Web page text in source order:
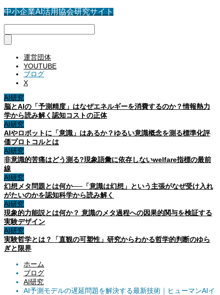
中小企業AI活用協会研究サイト
運営団体
YOUTUBE
ブログ
X
AI研究
脳とAIの「予測精度」はなぜエネルギーを消費するのか？情報熱力
学から読み解く認知コストの正体
AI研究
AIやロボットに「意識」はあるか？ゆるい意識概念を測る標準化評
価プロトコルとは
AI研究
非意識的苦痛はどう測る?現象語彙に依存しないwelfare指標の最前
線
AI研究
幻想メタ問題とは何か──「意識は幻想」という主張がなぜ受け入れ
がたいのかを認知科学から読み解く
AI研究
現象的力能説とは何か？ 意識のメタ過程への因果的関与を検証する
実験デザイン
AI研究
実験哲学とは？「直観の可塑性」研究からわかる哲学的判断のゆら
ぎと限界
ホーム
ブログ
AI研究
AI予測モデルの遅延問題を解決する最新技術｜ヒューマンAIイ